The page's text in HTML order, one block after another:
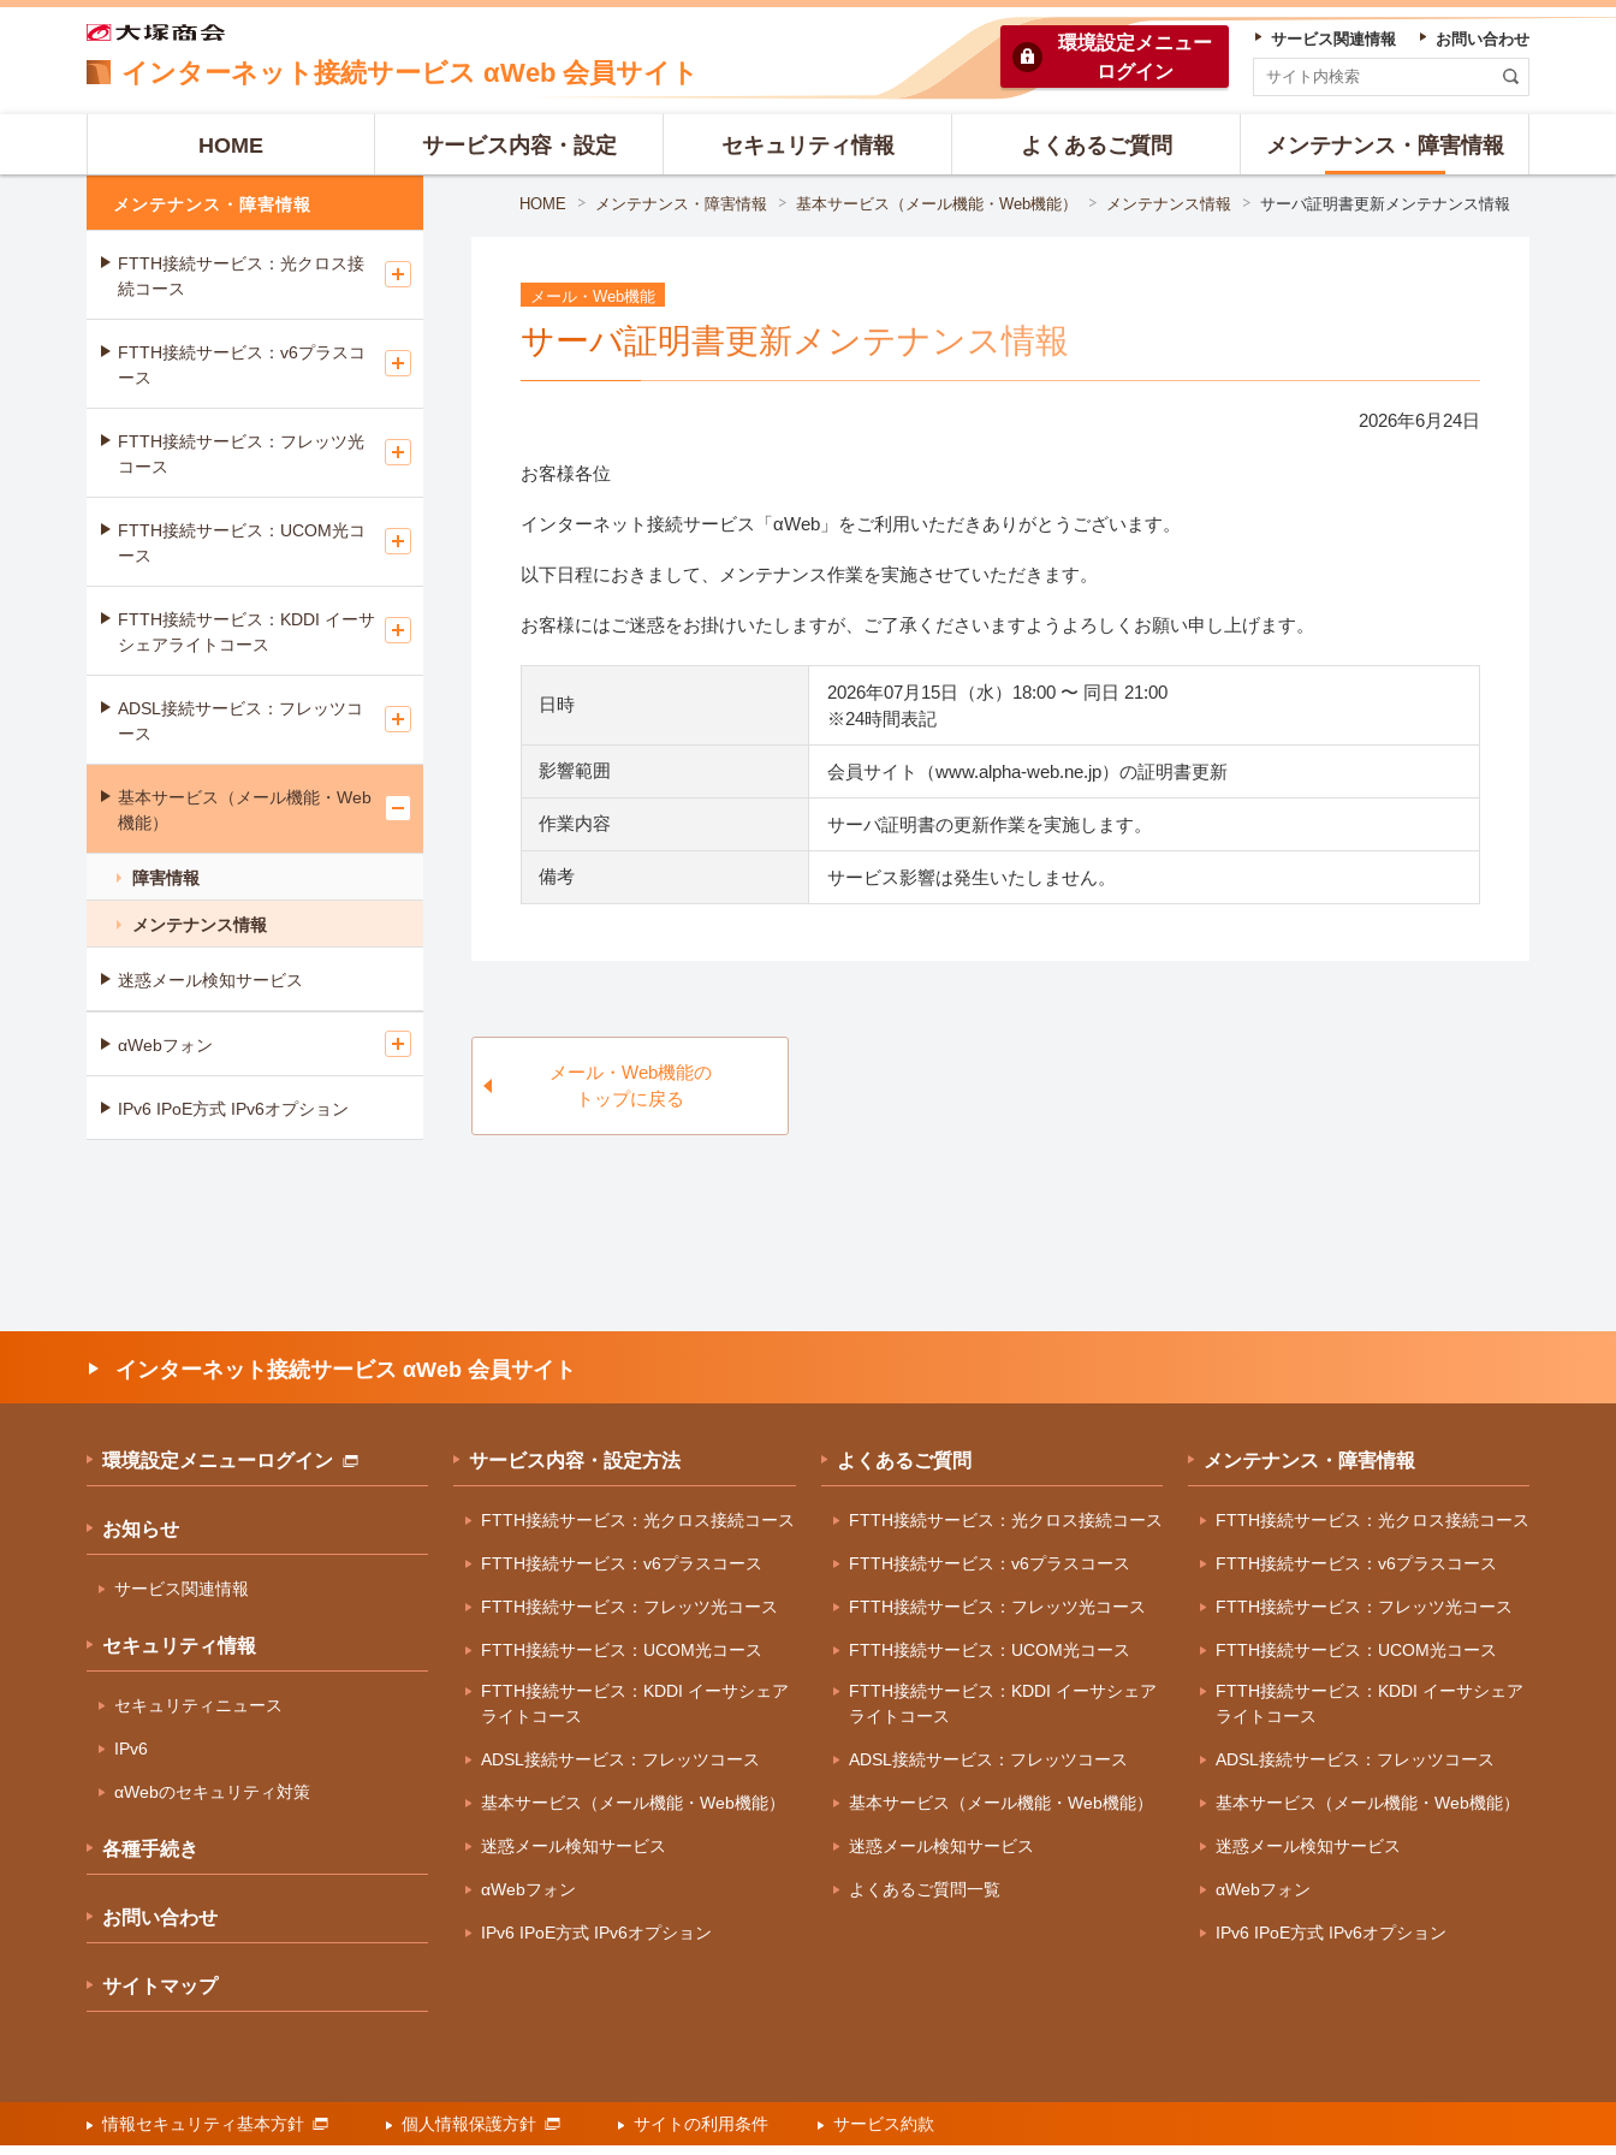
インターネット 接続サービス αWeb 会員サイト
環境設定 メニュー
ログイン
HOME サービス内容・設定 セキュリティ情報 よくあるご質問 メンテナンス・障害情報
サービス関連情報 お問い合わせ
HOME メンテナンス・障害情報 基本サービス（メール機能・Web機能） メンテナンス情報 サーバ証明書更新メンテナンス情報
メール・Web機能
サーバ証明書更新メンテナンス情報
2026年6月 24日
お客様各位
インターネット接続サービス「αWeb」をご利用いただきありがとうございます。
以下日程におきまして、メンテナンス作業を実施させていただきます。
お客様にはご迷惑をお掛けいたしますが、ご了承くださいますようよろしくお願い申し上げます。
日時
2026年07月15日（水）18:00 〜 同日 21:00
※24時間表記
影響範囲 会員サイト（www.alpha-web.ne.jp）の証明書更新
作業内容 サーバ証明書の更新作業を実施します。
備考 サービス影響は発生いたしません。
メール・Web機能の
トップに戻る
メンテナンス・障害情報
FTTH接続サービス：光クロス接
続コース
FTTH接続サービス：v6プラスコ
ース
FTTH接続サービス：フレッツ光
コース
FTTH接続サービス：UCOM光コ
ース
FTTH接続サービス：KDDI イーサ
シェアライトコース
ADSL接続サービス：フレッツコ
ース
基本サービス（メール機能・Web
機能）
障害情報
メンテナンス情報
迷惑メール検知サービス
αWebフォン
IPv6 IPoE方式 IPv6オプション
インターネット接続サービス αWeb 会員サイト
環境設定メニューログイン
お知らせ
サービス関連情報
セキュリティ情報
セキュリティニュース
IPv6
αWebのセキュリティ対策
各種手続き
お問い合わせ
サイトマップ
サービス内容・設定方法
FTTH接続サービス：光クロス接続コース
FTTH接続サービス：v6プラスコース
FTTH接続サービス：フレッツ光コース
FTTH接続サービス：UCOM光コース
FTTH接続サービス：KDDI イーサシェア
ライトコース
ADSL接続サービス：フレッツコース
基本サービス（メール機能・Web機能）
迷惑メール検知サービス
αWebフォン
IPv6 IPoE方式 IPv6オプション
よくあるご質問
FTTH接続サービス：光クロス接続コース
FTTH接続サービス：v6プラスコース
FTTH接続サービス：フレッツ光コース
FTTH接続サービス：UCOM光コース
FTTH接続サービス：KDDI イーサシェア
ライトコース
ADSL接続サービス：フレッツコース
基本サービス（メール機能・Web機能）
迷惑メール検知サービス
よくあるご質問一覧
メンテナンス・障害情報
FTTH接続サービス：光クロス接続コース
FTTH接続サービス：v6プラスコース
FTTH接続サービス：フレッツ光コース
FTTH接続サービス：UCOM光コース
FTTH接続サービス：KDDI イーサシェア
ライトコース
ADSL接続サービス：フレッツコース
基本サービス（メール機能・Web機能）
迷惑メール検知サービス
αWebフォン
IPv6 IPoE方式 IPv6オプション
情報セキュリティ基本方針 個人情報保護方針 サイトの利用条件 サービス約款